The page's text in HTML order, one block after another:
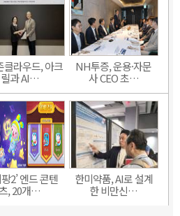
클라우드, 아크
릴과 AI…
NH투증, 운용·자문
사 CEO 초…
팡2’ 엔드 콘텐
, 20개…
한미약품, AI로 설계
한 비만신…